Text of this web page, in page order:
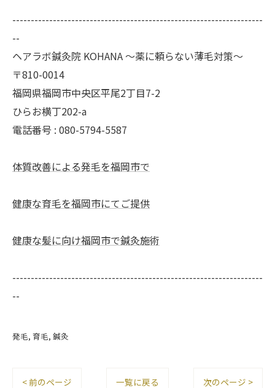
--------------------------------------------------------------------
--
ヘアラボ鍼灸院 KOHANA 〜薬に頼らない薄毛対策〜
〒810-0014
福岡県福岡市中央区平尾2丁目7-2
ひらお横丁202-a
電話番号 : 080-5794-5587
体質改善による発毛を福岡市で
健康な育毛を福岡市にてご提供
健康な髪に向け福岡市で鍼灸施術
--------------------------------------------------------------------
--
発毛 育毛 鍼灸
< 前のページ 一覧に戻る 次のページ >